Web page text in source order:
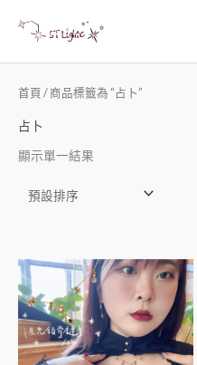
首頁 / 商品標籤為 “占卜”
占卜
顯示單一結果